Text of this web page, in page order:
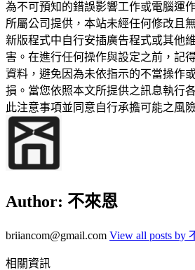
為不可預知的錯誤影響工作或電腦運
所屬公司提供，本站未經任何修改且
新版程式中自行安插廣告程式或其他
害。在進行任何操作與設定之前，記
資料，避免因為未依指示的不當操作
損。當您依照本文所提供之訊息執行
此注意事項並同意自行承擔可能之風
Author: 不來恩
briiancom@gmail.com View all posts by
相關資訊